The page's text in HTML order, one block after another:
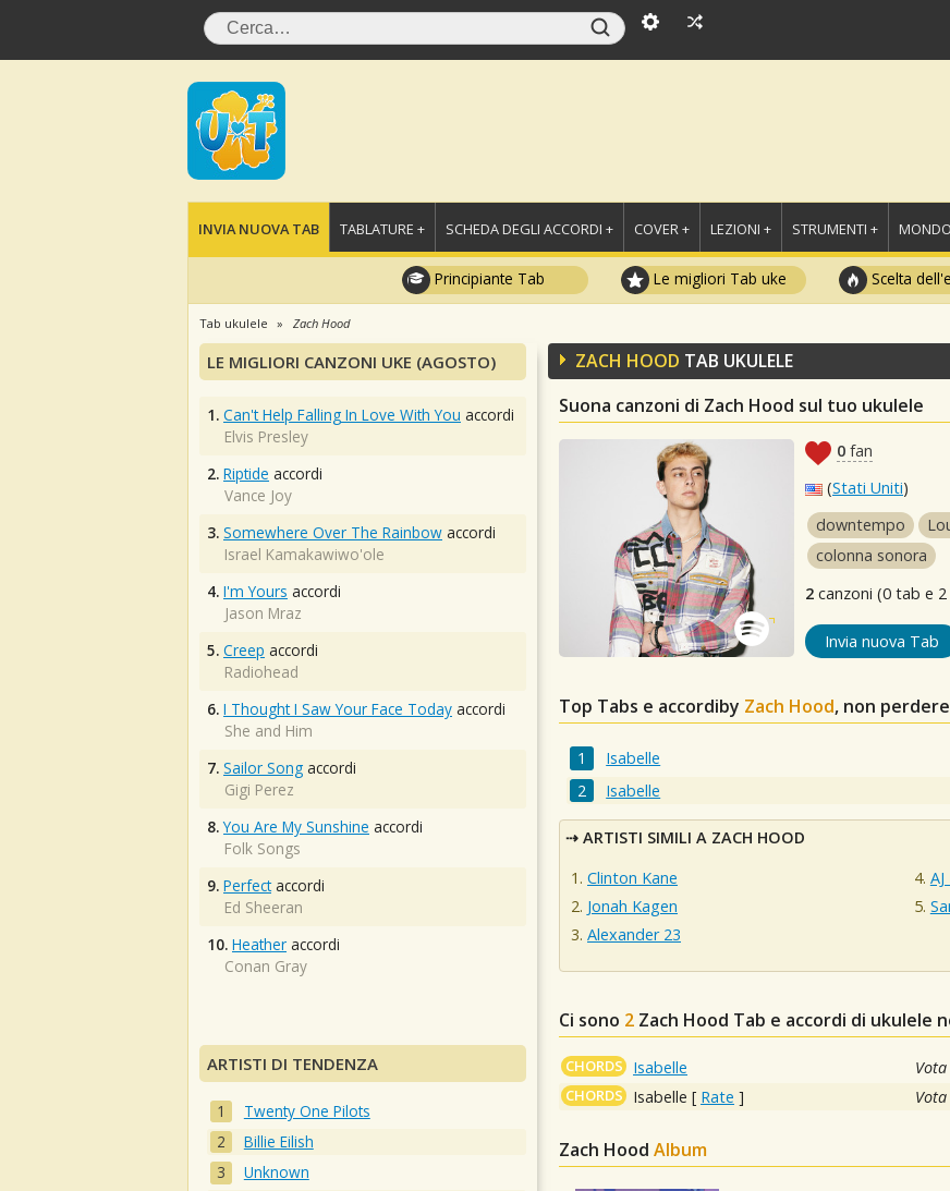
INVIA NUOVA TAB TABLATURE + SCHEDA DEGLI ACCORDI + COVER + LEZIONI + STRUMENTI +
Principiante Tab Le migliori Tab uke Scelta
Tab ukulele Zach Hood
ZACH HOOD TAB UKULELE
Suona canzoni di Zach Hood sul tuo ukulele
0 fan
(Stati Uniti)
downtempo
colonna sonora
2 canzoni (0 tab e
Invia nuova Tab
Top Tabs e accordiby Zach Hood, non
Isabelle
Isabelle
ARTISTI SIMILI A ZACH HOOD
Clinton Kane
Jonah Kagen
Alexander 23
Ci sono 2 Zach Hood Tab e accordi di ukulele
CHORDS Isabelle
CHORDS Isabelle [ Rate ]
Zach Hood Album
LE MIGLIORI CANZONI UKE (AGOSTO)
1. Can't Help Falling In Love With You accordi
Elvis Presley
2. Riptide accordi
Vance Joy
3. Somewhere Over The Rainbow accordi
Israel Kamakawiwo'ole
4. I'm Yours accordi
Jason Mraz
5. Creep accordi
Radiohead
6. I Thought I Saw Your Face Today accordi
She and Him
7. Sailor Song accordi
Gigi Perez
8. You Are My Sunshine accordi
Folk Songs
9. Perfectaccordi
Ed Sheeran
10. Heather accordi
Conan Gray
ARTISTI DI TENDENZA
Twenty One Pilots
Billie Eilish
Unknown